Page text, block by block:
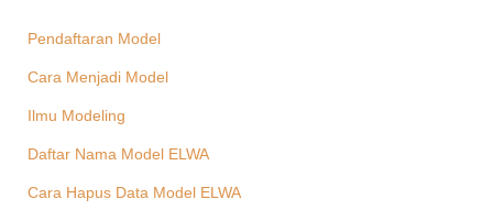
Pendaftaran Model
Cara Menjadi Model
Ilmu Modeling
Daftar Nama Model ELWA
Cara Hapus Data Model ELWA